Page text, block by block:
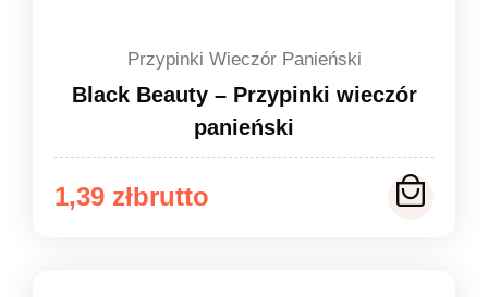
Przypinki Wieczór Panieński
Black Beauty – Przypinki wieczór
panieński
1,39 zł
Zakres